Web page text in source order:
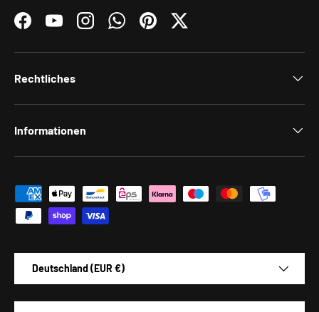
FacebookYouTubeInstagramWhatsAppPinterestTwitter
Rechtliches
Informationen
Zahlungsmethoden
Deutschland (EUR €)